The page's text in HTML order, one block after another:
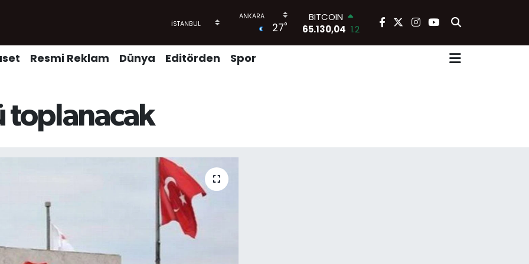
27°
BITCOIN
65.130,04 1.2
Resmi Reklam Dünya Editörden Spor
toplanacak